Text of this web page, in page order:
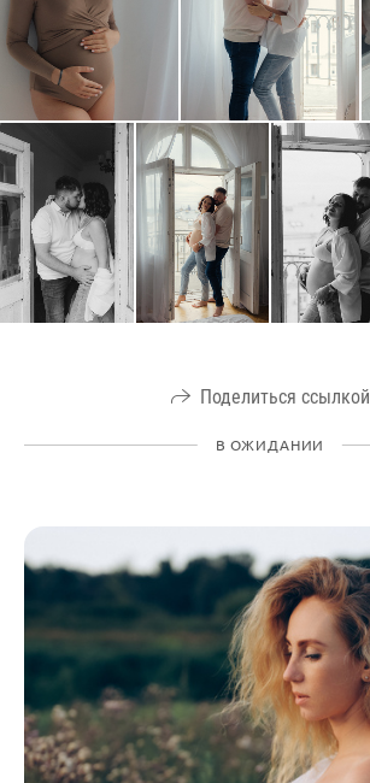
Поделиться ссылкой
В ОЖИДАНИИ